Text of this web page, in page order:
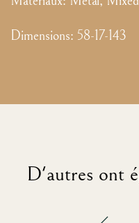
Dimensions: 58-17-143
D'autres ont